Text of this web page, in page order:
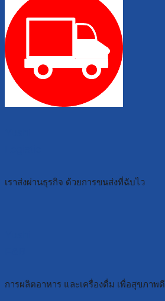
เราส่งผ่านธุรกิจ ด้วยการขนส่งที่ฉับไว
การผลิตอาหาร และเครื่องดื่ม เพื่อสุขภาพดี